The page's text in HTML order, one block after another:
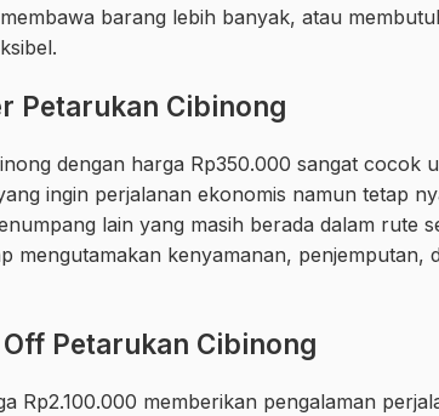
barang lebih banyak, atau
Petarukan Cibinong
dengan harga Rp350.000 sangat cocok
ingin perjalanan ekonomis namun tetap
lain yang masih berada dalam rute
mengutamakan kenyamanan, penjemputan,
Petarukan Cibinong
Rp2.100.000 memberikan pengalaman